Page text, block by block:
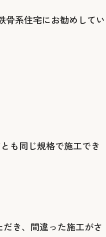
骨系住宅にお勧めしてい
も同じ規格で施工でき
き、間違った施工がさ